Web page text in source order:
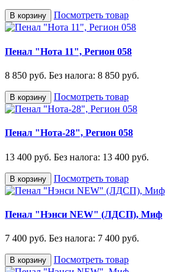
В корзину Посмотреть товар
Пенал "Нота 11", Регион 058
8 850 руб. Без налога: 8 850 руб.
В корзину Посмотреть товар
Пенал "Нота-28", Регион 058
13 400 руб. Без налога: 13 400 руб.
В корзину Посмотреть товар
Пенал "Нэнси NEW" (ЛДСП), Миф
7 400 руб. Без налога: 7 400 руб.
В корзину Посмотреть товар